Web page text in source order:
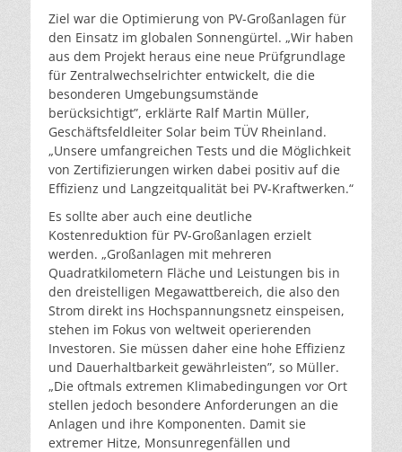
Ziel war die Optimierung von PV-Großanlagen für
den Einsatz im globalen Sonnengürtel. „Wir haben
aus dem Projekt heraus eine neue Prüfgrundlage
für Zentralwechselrichter entwickelt, die die
besonderen Umgebungsumstände
berücksichtigt”, erklärte Ralf Martin Müller,
Geschäftsfeldleiter Solar beim TÜV Rheinland.
„Unsere umfangreichen Tests und die Möglichkeit
von Zertifizierungen wirken dabei positiv auf die
Effizienz und Langzeitqualität bei PV-Kraftwerken.“
Es sollte aber auch eine deutliche
Kostenreduktion für PV-Großanlagen erzielt
werden. „Großanlagen mit mehreren
Quadratkilometern Fläche und Leistungen bis in
den dreistelligen Megawattbereich, die also den
Strom direkt ins Hochspannungsnetz einspeisen,
stehen im Fokus von weltweit operierenden
Investoren. Sie müssen daher eine hohe Effizienz
und Dauerhaltbarkeit gewährleisten”, so Müller.
„Die oftmals extremen Klimabedingungen vor Ort
stellen jedoch besondere Anforderungen an die
Anlagen und ihre Komponenten. Damit sie
extremer Hitze, Monsunregenfällen und